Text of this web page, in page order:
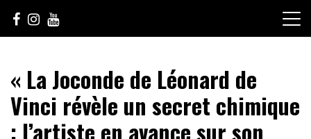
content
sunuculture
« La Joconde de Léonard de
Vinci révèle un secret chimique
: l’artiste en avance sur son